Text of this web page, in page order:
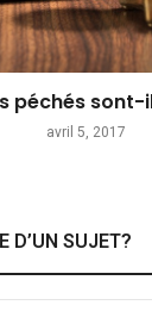
péchés sont-
avril 5, 2017
D’UN SUJET?